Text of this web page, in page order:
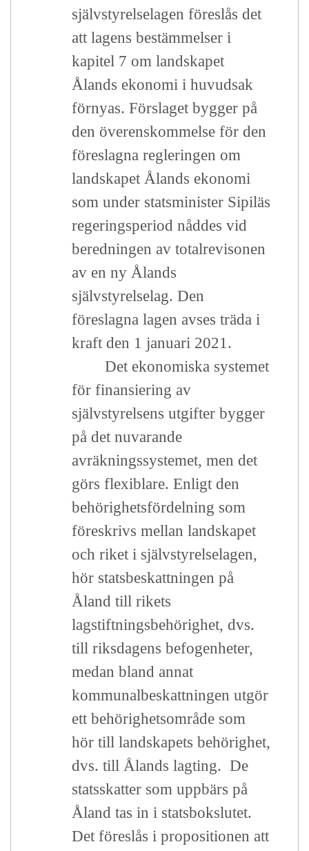
självstyrelselagen föreslås det
att lagens bestämmelser i
kapitel 7 om landskapet
Ålands ekonomi i huvudsak
förnyas. Förslaget bygger på
den överenskommelse för den
föreslagna regleringen om
landskapet Ålands ekonomi
som under statsminister Sipiläs
regeringsperiod nåddes vid
beredningen av totalrevisonen
av en ny Ålands
självstyrelselag. Den
föreslagna lagen avses träda i
kraft den 1 januari 2021.
Det ekonomiska systemet
för finansiering av
självstyrelsens utgifter bygger
på det nuvarande
avräkningssystemet, men det
görs flexiblare. Enligt den
behörighetsfördelning som
föreskrivs mellan landskapet
och riket i självstyrelselagen,
hör statsbeskattningen på
Åland till rikets
lagstiftningsbehörighet, dvs.
till riksdagens befogenheter,
medan bland annat
kommunalbeskattningen utgör
ett behörighetsområde som
hör till landskapets behörighet,
dvs. till Ålands lagting. De
statsskatter som uppbärs på
Åland tas in i statsbokslutet.
Det föreslås i propositionen att